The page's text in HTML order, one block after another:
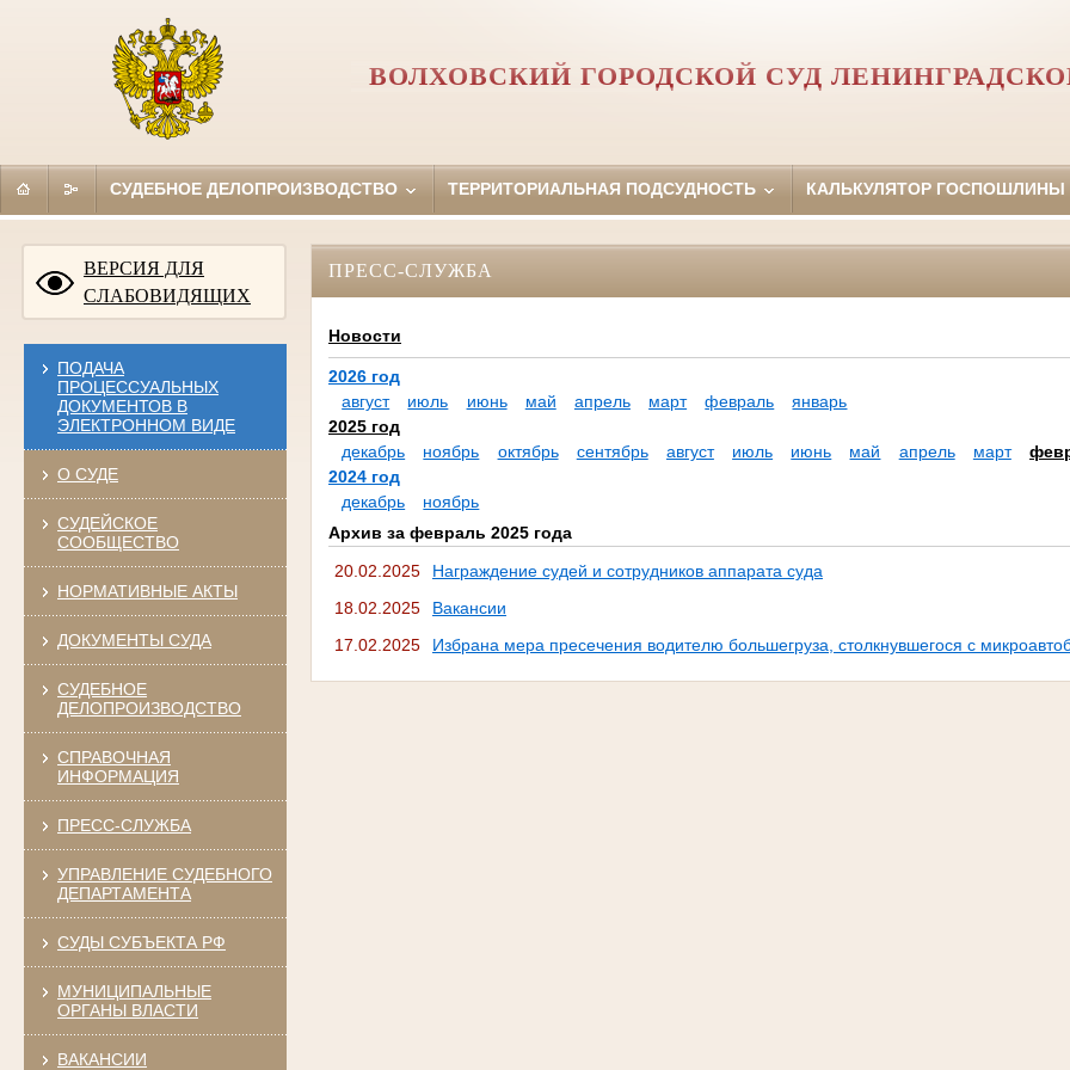
ВОЛХОВСКИЙ ГОРОДСКОЙ СУД
СУДЕБНОЕ ДЕЛОПРОИЗВОДСТВО ТЕРРИТОРИАЛЬНАЯ ПОДСУДНОСТЬ КАЛЬКУЛЯТОР ГОСПОШЛИНЫ
ВЕРСИЯ ДЛЯ
СЛАБОВИДЯЩИХ
ПОДАЧА
ПРОЦЕССУАЛЬНЫХ
ДОКУМЕНТОВ В
ЭЛЕКТРОННОМ ВИДЕ
О СУДЕ
СУДЕЙСКОЕ
СООБЩЕСТВО
НОРМАТИВНЫЕ АКТЫ
ДОКУМЕНТЫ СУДА
СУДЕБНОЕ
ДЕЛОПРОИЗВОДСТВО
СПРАВОЧНАЯ
ИНФОРМАЦИЯ
ПРЕСС-СЛУЖБА
УПРАВЛЕНИЕ СУДЕБНОГО
ДЕПАРТАМЕНТА
СУДЫ СУБЪЕКТА РФ
МУНИЦИПАЛЬНЫЕ
ОРГАНЫ ВЛАСТИ
ВАКАНСИИ
ПРЕСС-СЛУЖБА
Новости
2026 год
август
июль июнь май апрель март февраль
январь
2025 год
декабрь
ноябрь октябрь сентябрь август июль июнь май апрель март
2024 год
декабрь
ноябрь
Архив за февраль 2025 года
20.02.2025
Награждение судей и сотрудников аппарата суда
18.02.2025
Вакансии
17.02.2025
Избрана мера пресечения водителю большегруза, столкнувшегося с